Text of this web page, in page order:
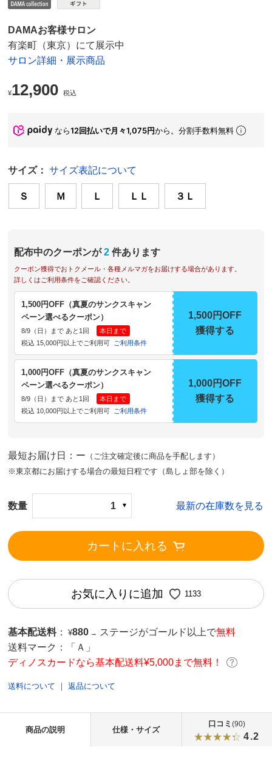
DAMAお客様サロン
有楽町（東京）にて展示中
サロン詳細・展示商品
¥12,900 税込
なら12回払いで月々1,075円から。分割手数料無料
サイズ： サイズ表記について
Ｓ Ｍ Ｌ ＬＬ ３Ｌ
配布中のクーポンが 2 件あります
クーポン獲得でおトクメール・各種メルマガをお届けする場合があります。
詳しくはご利用条件をご確認ください。
1,500円OFF（真夏のサンクスキャン
ペーン選べるクーポン）
8/9（日）まで あと1回
本日まで
税込 15,000円以上でご利用可
ご利用条件
1,500円OFF
獲得する
1,000円OFF（真夏のサンクスキャン
ペーン選べるクーポン）
8/9（日）まで あと1回
本日まで
税込 10,000円以上でご利用可
ご利用条件
1,000円OFF
獲得する
最短お届け日：ー （ご注文確定後に商品を手配します）
※東京都にお届けする場合の最短日程です（島しょ部を除く）
数量 1 最新の在庫数を見る
カートに入れる
お気に入りに追加 1133
基本配送料 ： ¥880 → ステージがゴールド以上で無料
送料マーク：
「Ａ」
ディノスカードなら基本配送料¥5,000まで無料！
送料について ｜返品について
商品の説明 仕様・サイズ
口コミ(90)
4.2